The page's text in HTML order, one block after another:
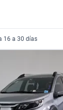
16 a 30 días